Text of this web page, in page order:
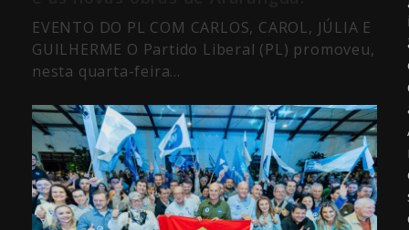
EVENTO DO PL COM CARLOS, CAROL, JÚLIA E
GUILHERME O Partido Liberal (PL) promoveu,
nesta quarta-feira…